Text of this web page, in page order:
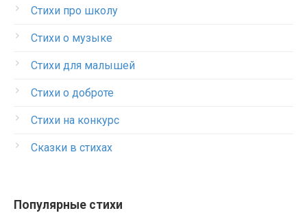
Стихи про школу
Стихи о музыке
Стихи для малышей
Стихи о доброте
Стихи на конкурс
Сказки в стихах
Популярные стихи